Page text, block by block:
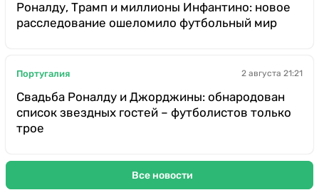
Роналду, Трамп и миллионы Инфантино: новое
расследование ошеломило футбольный мир
Португалия 2 августа 21:21
Свадьба Роналду и Джорджины: обнародован
список звездных гостей – футболистов только
трое
Все новости